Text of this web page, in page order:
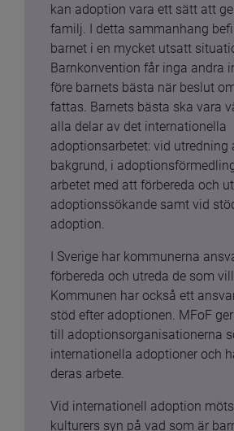
kan adoption vara ett sätt att
familj. I detta sammanhang
barnet i en mycket utsatt
Barnkonvention får inga andra
före barnets bästa när beslut
fattas. Barnets bästa ska vara
alla delar av det internationella
adoptionsarbetet: vid utredning
bakgrund, i
arbetet med att förbereda och
adoptionssökande samt vid
adoption.
I Sverige har kommunerna
förbereda och utreda de som
Kommunen har också ett
stöd efter adoptionen. MFoF
till adoptionsorganisationerna
internationella adoptioner och
deras arbete.
Vid internationell adoption
kulturers syn på vad som är